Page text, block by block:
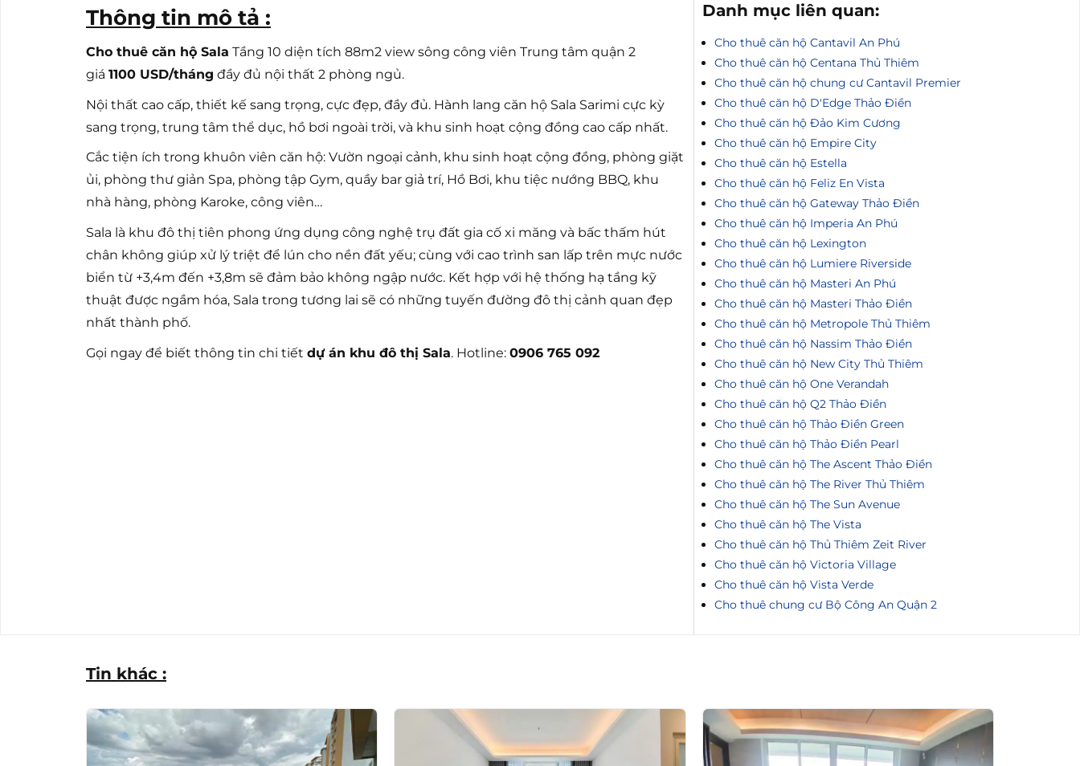
Thông tin mô tả :
Cho thuê căn hộ Sala Tầng 10 diện tích 88m2 view sông công viên Trung tâm quận 2
giá 1100 USD/tháng đầy đủ nội thất 2 phòng ngủ.
Nội thất cao cấp, thiết kế sang trọng, cực đẹp, đầy đủ. Hành lang căn hộ Sala Sarimi cực kỳ
sang trọng, trung tâm thể dục, hồ bơi ngoài trời, và khu sinh hoạt cộng đồng cao cấp nhất.
Cắc tiện ích trong khuôn viên căn hộ: Vườn ngoại cảnh, khu sinh hoạt cộng đồng, phòng giặt
ủi, phòng thư giản Spa, phòng tập Gym, quầy bar giả trí, Hồ Bơi, khu tiệc nướng BBQ, khu
nhà hàng, phòng Karoke, công viên…
Sala là khu đô thị tiên phong ứng dụng công nghệ trụ đất gia cố xi măng và bấc thấm hút
chân không giúp xử lý triệt để lún cho nền đất yếu; cùng với cao trình san lấp trên mực nước
biển từ +3,4m đến +3,8m sẽ đảm bảo không ngập nước. Kết hợp với hệ thống hạ tầng kỹ
thuật được ngầm hóa, Sala trong tương lai sẽ có những tuyến đường đô thị cảnh quan đẹp
nhất thành phố.
Gọi ngay để biết thông tin chi tiết dự án khu đô thị Sala. Hotline: 0906 765 092
Danh mục liên quan:
Cho thuê căn hộ Cantavil An Phú
Cho thuê căn hộ Centana Thủ Thiêm
Cho thuê căn hộ chung cư Cantavil Premier
Cho thuê căn hộ D'Edge Thảo Điền
Cho thuê căn hộ Đảo Kim Cương
Cho thuê căn hộ Empire City
Cho thuê căn hộ Estella
Cho thuê căn hộ Feliz En Vista
Cho thuê căn hộ Gateway Thảo Điền
Cho thuê căn hộ Imperia An Phú
Cho thuê căn hộ Lexington
Cho thuê căn hộ Lumiere Riverside
Cho thuê căn hộ Masteri An Phú
Cho thuê căn hộ Masteri Thảo Điền
Cho thuê căn hộ Metropole Thủ Thiêm
Cho thuê căn hộ Nassim Thảo Điền
Cho thuê căn hộ New City Thủ Thiêm
Cho thuê căn hộ One Verandah
Cho thuê căn hộ Q2 Thảo Điền
Cho thuê căn hộ Thảo Điền Green
Cho thuê căn hộ Thảo Điền Pearl
Cho thuê căn hộ The Ascent Thảo Điền
Cho thuê căn hộ The River Thủ Thiêm
Cho thuê căn hộ The Sun Avenue
Cho thuê căn hộ The Vista
Cho thuê căn hộ Thủ Thiêm Zeit River
Cho thuê căn hộ Victoria Village
Cho thuê căn hộ Vista Verde
Cho thuê chung cư Bộ Công An Quận 2
Tin khác :